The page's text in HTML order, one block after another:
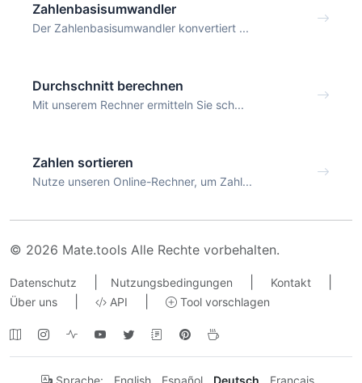
Zahlenbasisumwandler
Der Zahlenbasisumwandler konvertiert ...
Durchschnitt berechnen
Mit unserem Rechner ermitteln Sie sch...
Zahlen sortieren
Nutze unseren Online-Rechner, um Zahl...
© 2026 Mate.tools Alle Rechte vorbehalten.
Datenschutz Nutzungsbedingungen Kontakt
Über uns API Tool vorschlagen